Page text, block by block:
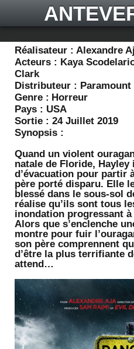
Réalisateur : Alexandre
Acteurs : Kaya
Clark
Distributeur :
Genre : Horreur
Pays : USA
Sortie : 24 Juillet 2019
Synopsis :
Quand un violent
natale de Floride,
d’évacuation pour partir
père porté disparu. Elle
blessé dans le sous-sol
réalise qu’ils sont tous
inondation progressant
Alors que s’enclenche
montre pour fuir
son père comprennent
d’être la plus terrifiante
attend…